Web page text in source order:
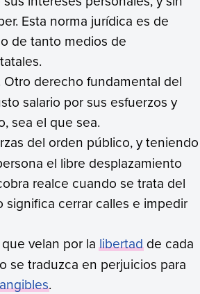
Esta norma jurídica es de
de tanto medios de
Otro derecho fundamental del
salario por sus esfuerzos y
sea el que sea.
del orden público, y teniendo
el libre desplazamiento
realce cuando se trata del
cerrar calles e impedir
que velan por lalibertadde cada
se traduzca en perjuicios para
.